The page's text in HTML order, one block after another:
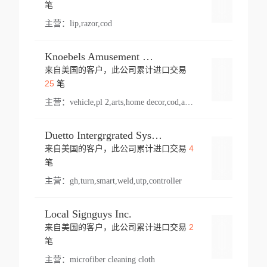
笔
主营： lip,razor,cod
Knoebels Amusement Resort
来自美国的客户，此公司累计进口交易
25笔
主营： vehicle,pl 2,arts,home decor,cod,amusement ride,sea
Duetto Intergrgrated Systems Inc.
来自美国的客户，此公司累计进口交易 4
笔
主营： gh,turn,smart,weld,utp,controller
Local Signguys Inc.
来自美国的客户，此公司累计进口交易 2
笔
主营： microfiber cleaning cloth